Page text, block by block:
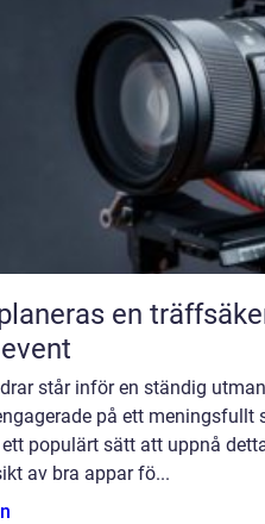
en
står inför en ständig
på ett meningsfullt
populärt sätt att uppnå
av bra appar fö...